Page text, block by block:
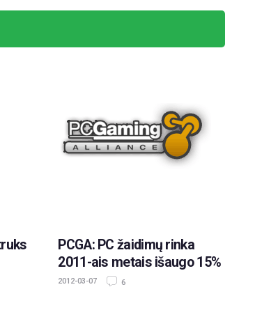
PCGA: PC žaidimų rinka
2011-ais metais išaugo 15%
2012-03-07 6